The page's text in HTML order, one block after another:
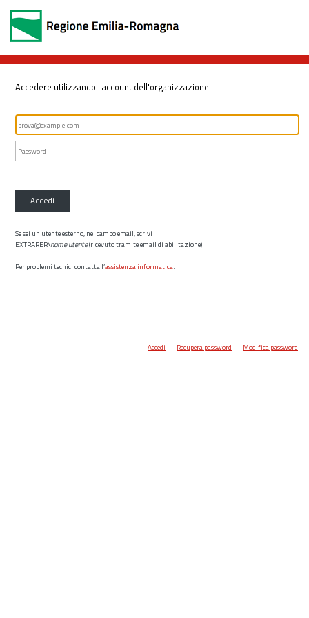
Accedere utilizzando l'account dell'organizzazione
Accedi
Se sei un utente esterno, nel campo email, scrivi
EXTRARER\nome utente(ricevuto tramite email di abilitazione)
Per problemi tecnici contatta l’assistenza informatica.
Accedi Recupera password Modifica password